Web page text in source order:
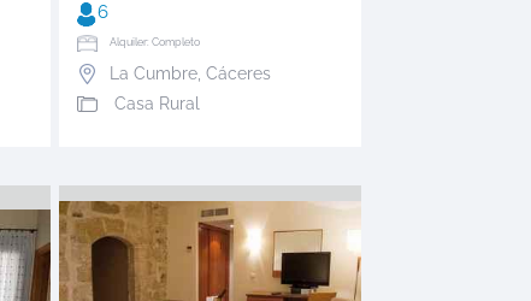
6
Alquiler: Completo
La Cumbre, Cáceres
Casa Rural